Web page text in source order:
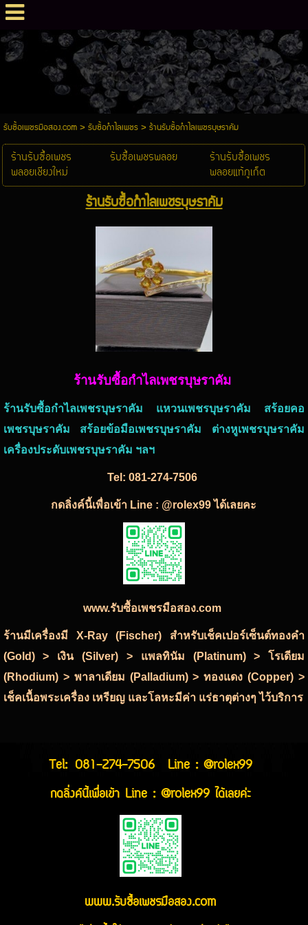
รับซื้อเพชรมือสอง.com> รับซื้อกำไลเพชร> ร้านรับซื้อกำไลเพชรบุษราคัม
ร้านรับซื้อเพชร
พลอยเชียงใหม่
รับซื้อเพชรพลอย
ร้านรับซื้อเพชร
พลอยแท้ภูเก็ต
ร้านรับซื้อกำไลเพชรบุษราคัม
ร้านรับซื้อกำไลเพชรบุษราคัม
ร้านรับซื้อกำไลเพชรบุษราคัม แหวนเพชรบุษราคัม สร้อยคอ
เพชรบุษราคัม สร้อยข้อมือเพชรบุษราคัม ต่างหูเพชรบุษราคัม
เครื่องประดับเพชรบุษราคัม ฯลฯ
Tel:081-274-7506
กดลิ่งค์นี้เพื่อเข้า Line : @rolex99 ได้เลยคะ
www.รับซื้อเพชรมือสอง.com
ร้านมีเครื่องมี X-Ray (Fischer) สำหรับเช็คเปอร์เซ็นต์ทองคำ
(Gold) > เงิน (Silver) > แพลทินัม (Platinum) > โรเดียม
(Rhodium) > พาลาเดียม (Palladium) > ทองแดง (Copper) >
เช็คเนื้อพระเครื่อง เหรียญ และโลหะมีค่า แร่ธาตุต่างๆ ไว้บริการ
Tel: 081-274-7506
Line : @rolex99
กดลิ่งค์นี้เพื่อเข้า Line : @rolex99 ได้เลยค่ะ
www.รับซื้อเพชรมือสอง.com